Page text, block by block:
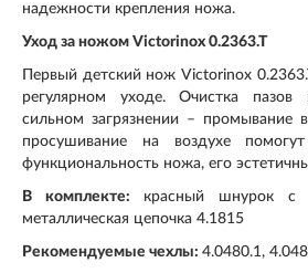
надежности крепления ножа.
Уход за ножом Victorinox 0.2363.T
Первый детский нож Victorinox
регулярном уходе. Очистка пазов
сильном загрязнении – промывание
просушивание на воздухе
функциональность ножа, его
В комплекте: красный шнурок с
металлическая цепочка 4.1815
Рекомендуемые чехлы: 4.0480.1,